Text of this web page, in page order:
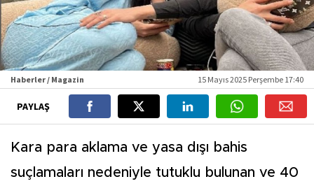
Haberler / Magazin 15 Mayıs 2025 Perşembe 17:40
PAYLAŞ
Kara para aklama ve yasa dışı bahis
suçlamaları nedeniyle tutuklu bulunan ve 40